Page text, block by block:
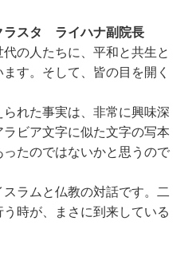
スタ ライハナ副院長
の人たちに、平和と共生と
す。そして、皆の目を開く
れた事実は、非常に興味深
ビア文字に似た文字の写本
たのではないかと思うので
ラムと仏教の対話です。二
時が、まさに到来している